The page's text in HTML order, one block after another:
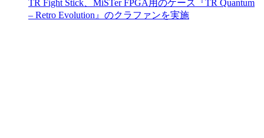
TR Fight Stick、MiSTer FPGA用のケース『TR Quantum
– Retro Evolution』のクラファンを実施